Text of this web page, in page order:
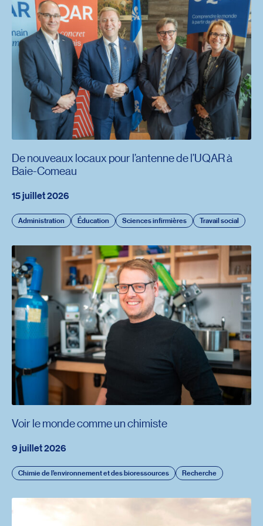
15 juillet 2026
Administration Éducation Sciences infirmières Travail social
De nouveaux locaux pour l’antenne de l’UQAR à
Baie-Comeau
9 juillet 2026
Chimie de l’environnement et des bioressources Recherche
Voir le monde comme un chimiste